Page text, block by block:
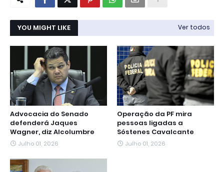
YOU MIGHT LIKE Ver todos
Advocacia do Senado
defenderá Jaques
Wagner, diz Alcolumbre
Julho 01, 2026
Operação da PF mira
pessoas ligadas a
Sóstenes Cavalcante
Julho 01, 2026